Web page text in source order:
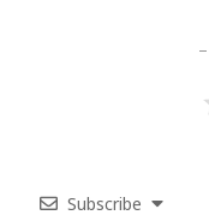
Subscribe